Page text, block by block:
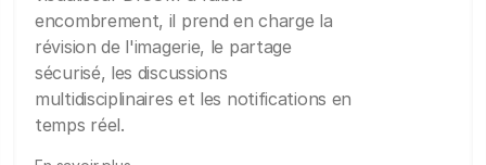
encombrement, il prend en charge la
révision de l'imagerie, le partage
sécurisé, les discussions
multidisciplinaires et les notifications en
temps réel.